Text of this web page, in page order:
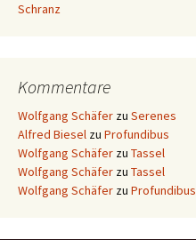
Schranz
Kommentare
Wolfgang Schäfer zu Serenes
Alfred Biesel zu Profundibus
Wolfgang Schäfer zu Tassel
Wolfgang Schäfer zu Tassel
Wolfgang Schäfer zu Profundibus